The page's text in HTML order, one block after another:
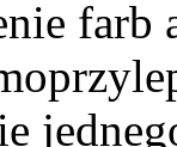
farb